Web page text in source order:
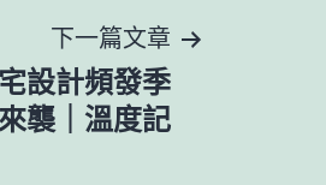
下一篇文章
設計頻發季
襲｜溫度記